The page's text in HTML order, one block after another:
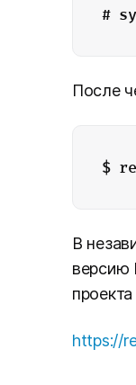
#
После
$
В
версию
https://